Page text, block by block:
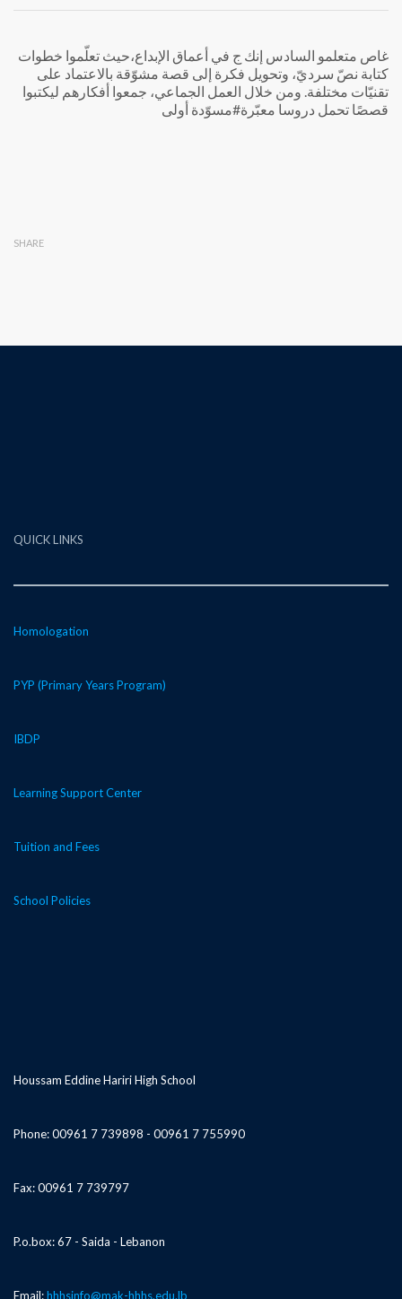
غاص متعلمو السادس إنك ج في أعماق الإبداع،حيث تعلّموا خطوات
كتابة نصّ سرديّ، وتحويل فكرة إلى قصة مشوّقة بالاعتماد على
تقنيّات مختلفة. ومن خلال العمل الجماعي، جمعوا أفكارهم ليكتبوا
قصصًا تحمل دروسا معبّرة#مسوّدة أولى
SHARE
QUICK LINKS
Homologation
PYP (Primary Years Program)
IBDP
Learning Support Center
Tuition and Fees
School Policies
Houssam Eddine Hariri High School
Phone: 00961 7 739898 - 00961 7 755990
Fax: 00961 7 739797
P.o.box: 67 - Saida - Lebanon
Email:hhhsinfo@mak-hhhs.edu.lb